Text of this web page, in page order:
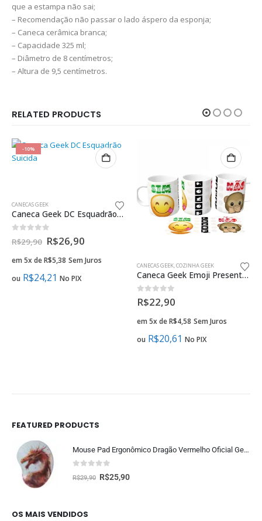
que a estampa não sai;
– Recomendação não passar o lado áspero da esponja;
– Caneca cerâmica branca;
– Capacidade 325 ml;
– Diâmetro de 8 centímetros;
– Altura de 9,5 centímetros.
RELATED PRODUCTS
-10%
CANECAS GEEK
Caneca Geek DC Esquadrão Suicida
fora de 5
R$29,90 R$26,90
em 5x deR$5,38 Sem Juros
ou R$24,21 No PIX
CANECAS GEEK,COZINHA GEEK
Caneca Geek Emoji Presente Criativo
0fora de 5
R$22,90
em 5x deR$4,58 Sem Juros
ou R$20,61 No PIX
FEATURED PRODUCTS
Mouse Pad Ergonômico Dragão Vermelho Oficial Geek Vip
fora de 5
R$29,90 R$25,90
OS MAIS VENDIDOS